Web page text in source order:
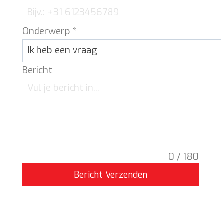
Onderwerp *
Bericht
0 / 180
Bericht Verzenden